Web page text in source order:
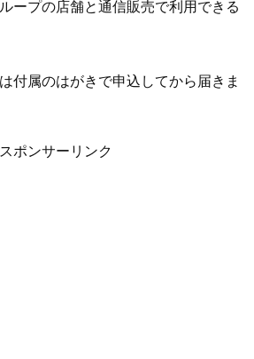
ープの店舗と通信販売で利用できる
付属のはがきで申込してから届きま
スポンサーリンク